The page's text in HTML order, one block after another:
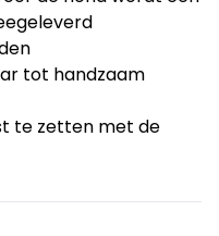
tot handzaam
te zetten met de